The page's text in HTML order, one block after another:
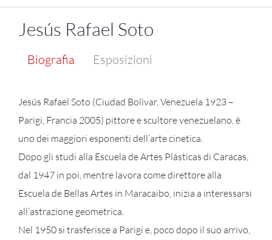
Jesús Rafael Soto
Biografia Esposizioni
Jesús Rafael Soto (Ciudad Bolìvar, Venezuela 1923 –
Parigi, Francia 2005) pittore e scultore venezuelano, è
uno dei maggiori esponenti dell’arte cinetica.
Dopo gli studi alla Escuela de Artes Plásticas di Caracas,
dal 1947 in poi, mentre lavora come direttore alla
Escuela de Bellas Artes in Maracaibo, inizia a interessarsi
all’astrazione geometrica.
Nel 1950 si trasferisce a Parigi e, poco dopo il suo arrivo,